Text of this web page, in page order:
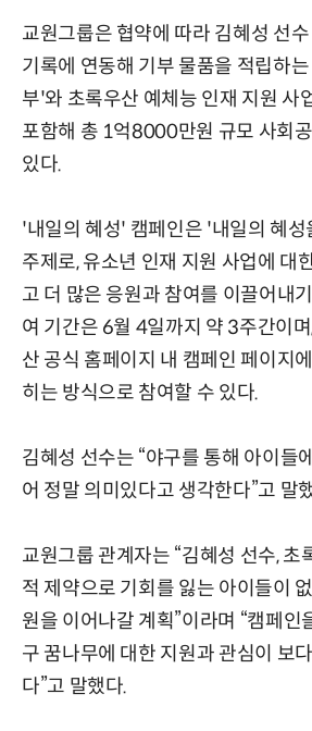
교원그룹은 협약에 따라 김혜성 선
기록에 연동해 기부 물품을 적립하
부'와 초록우산 예체능 인재 지원 사
포함해 총 1억8000만원 규모 사회
있다.
'내일의 혜성' 캠페인은 '내일의 혜
주제로, 유소년 인재 지원 사업에 대
고 더 많은 응원과 참여를 이끌어내
여 기간은 6월 4일까지 약 3주간이
산 공식 홈페이지 내 캠페인 페이지
히는 방식으로 참여할 수 있다.
김혜성 선수는 “야구를 통해 아이들
어 정말 의미있다고 생각한다”고 말
교원그룹 관계자는 “김혜성 선수, 초
적 제약으로 기회를 잃는 아이들이
원을 이어나갈 계획”이라며 “캠페인
구 꿈나무에 대한 지원과 관심이 보
다”고 말했다.